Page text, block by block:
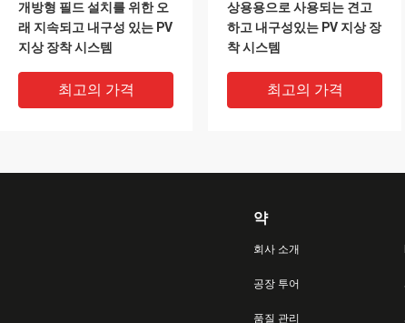
개방형 필드 설치를 위한 오
래 지속되고 내구성 있는 PV
지상 장착 시스템
최고의 가격
상용용으로 사용되는 견고
하고 내구성있는 PV 지상 장
착 시스템
최고의 가격
약
회사 소개
공장 투어
품질 관리